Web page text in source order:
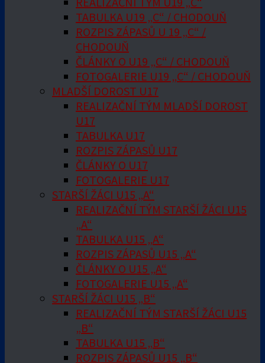
TABULKA U19 „C“ / CHODOUŇ
ROZPIS ZÁPASŮ U 19 „C“ /
CHODOUŇ
ČLÁNKY O U19 „C“ / CHODOUŇ
FOTOGALERIE U19 „C“ / CHODOUŇ
MLADŠÍ DOROST U17
REALIZAČNÍ TÝM MLADŠÍ DOROST
U17
TABULKA U17
ROZPIS ZÁPASŮ U17
ČLÁNKY O U17
FOTOGALERIE U17
STARŠÍ ŽÁCI U15 „A“
REALIZAČNÍ TÝM STARŠÍ ŽÁCI U15
„A“
TABULKA U15 „A“
ROZPIS ZÁPASŮ U15 „A“
ČLÁNKY O U15 „A“
FOTOGALERIE U15 „A“
STARŠÍ ŽÁCI U15 „B“
REALIZAČNÍ TÝM STARŠÍ ŽÁCI U15
„B“
TABULKA U15 „B“
ROZPIS ZÁPASŮ U15 „B“